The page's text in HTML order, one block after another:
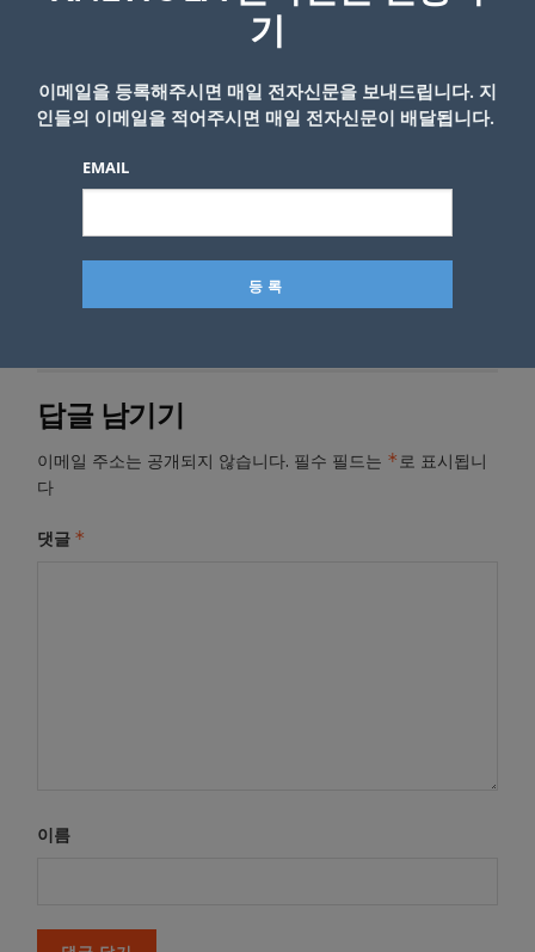
누볐던 에릭 라우어는 이날 다저스 선발로 나서
4⅔이닝 5피안타(1홈런) 2실점을 기록, 5회를 채
우지 못하며 승리투수가 되지 못했다.
ⓒ KNEWS LA 편집부(knewsla.com)
답글 남기기
이메일 주소는 공개되지 않습니다. 필수 필드는 *로 표시됩니
다
댓글 *
이름
기
이메일을 등록해주시면 매일 전자신문을 보내드립니다. 지
인들의 이메일을 적어주시면 매일 전자신문이 배달됩니다.
EMAIL